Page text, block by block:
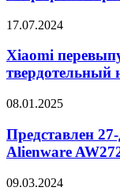
серии
K70
Xiaomi
мобильный
твердотельный
накопитель
1
17.07.2024
Xiaomi
твердотельный
Представлен
дюймовый
монитор
Dell
AW2725Q
08.01.2025
Представлен
Alienware
Представлен
09.03.2024